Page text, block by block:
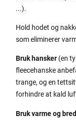
...).
Hold hodet og
som eliminerer
Bruk hansker (en
fleecehanske
trange, og en
forhindre at kald
Bruk varme og